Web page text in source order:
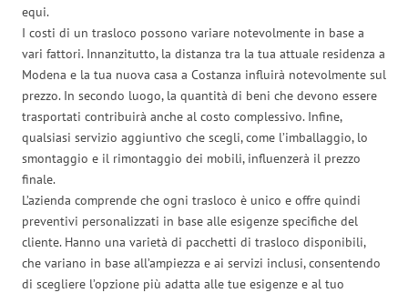
equi.
I costi di un trasloco possono variare notevolmente in base a
vari fattori. Innanzitutto, la distanza tra la tua attuale residenza a
Modena e la tua nuova casa a Costanza influirà notevolmente sul
prezzo. In secondo luogo, la quantità di beni che devono essere
trasportati contribuirà anche al costo complessivo. Infine,
qualsiasi servizio aggiuntivo che scegli, come l’imballaggio, lo
smontaggio e il rimontaggio dei mobili, influenzerà il prezzo
finale.
L’azienda comprende che ogni trasloco è unico e offre quindi
preventivi personalizzati in base alle esigenze specifiche del
cliente. Hanno una varietà di pacchetti di trasloco disponibili,
che variano in base all’ampiezza e ai servizi inclusi, consentendo
di scegliere l’opzione più adatta alle tue esigenze e al tuo